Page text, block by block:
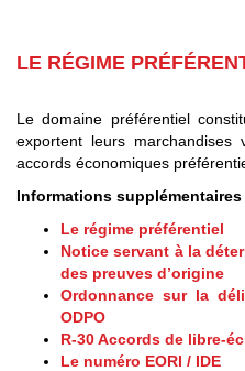
LE RÉGIME
Le domaine préférentiel
exportent leurs
accords économiques
Informations
Le régime préférentiel
Notice servant à la
des preuves d’origine
Ordonnance sur la
ODPO
R-30 Accords de libre-
Le numéro EORI / IDE